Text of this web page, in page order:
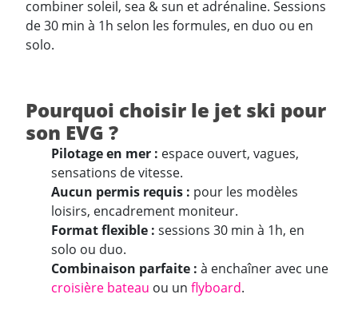
combiner soleil, sea & sun et adrénaline. Sessions
de 30 min à 1h selon les formules, en duo ou en
solo.
Pourquoi choisir le jet ski pour
son EVG ?
Pilotage en mer : espace ouvert, vagues,
sensations de vitesse.
Aucun permis requis : pour les modèles
loisirs, encadrement moniteur.
Format flexible : sessions 30 min à 1h, en
solo ou duo.
Combinaison parfaite : à enchaîner avec une
croisière bateau ou un flyboard.